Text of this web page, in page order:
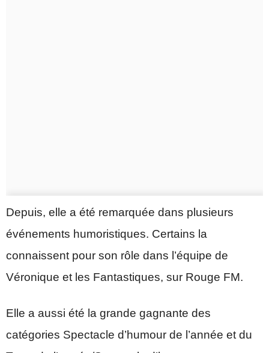
Depuis, elle a été remarquée dans plusieurs
événements humoristiques. Certains la
connaissent pour son rôle dans l’équipe de
Véronique et les Fantastiques, sur Rouge FM.
Elle a aussi été la grande gagnante des
catégories Spectacle d’humour de l’année et du